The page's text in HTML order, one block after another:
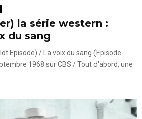
la série western :
du sang
Episode) / La voix du sang (Episode-
1968 sur CBS / Tout d'abord, une